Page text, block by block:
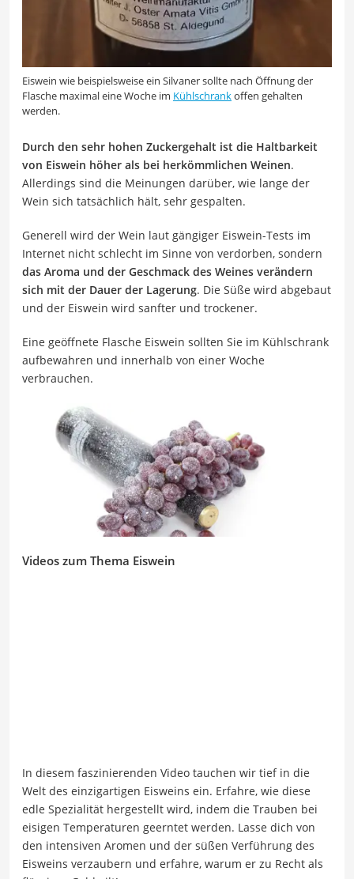
Eiswein wie beispielsweise ein Silvaner sollte nach Öffnung der
Flasche maximal eine Woche im Kühlschrankoffen gehalten
werden.
Durch den sehr hohen Zuckergehalt ist die Haltbarkeit
von Eiswein höher als bei herkömmlichen Weinen.
Allerdings sind die Meinungen darüber, wie lange der
Wein sich tatsächlich hält, sehr gespalten.
Generell wird der Wein laut gängiger Eiswein-Tests im
Internet nicht schlecht im Sinne von verdorben, sondern
das Aroma und der Geschmack des Weines verändern
sich mit der Dauer der Lagerung. Die Süße wird abgebaut
und der Eiswein wird sanfter und trockener.
Eine geöffnete Flasche Eiswein sollten Sie im Kühlschrank
aufbewahren und innerhalb von einer Woche
verbrauchen.
Videos zum Thema Eiswein
In diesem faszinierenden Video tauchen wir tief in die
Welt des einzigartigen Eisweins ein. Erfahre, wie diese
edle Spezialität hergestellt wird, indem die Trauben bei
eisigen Temperaturen geerntet werden. Lasse dich von
den intensiven Aromen und der süßen Verführung des
Eisweins verzaubern und erfahre, warum er zu Recht als